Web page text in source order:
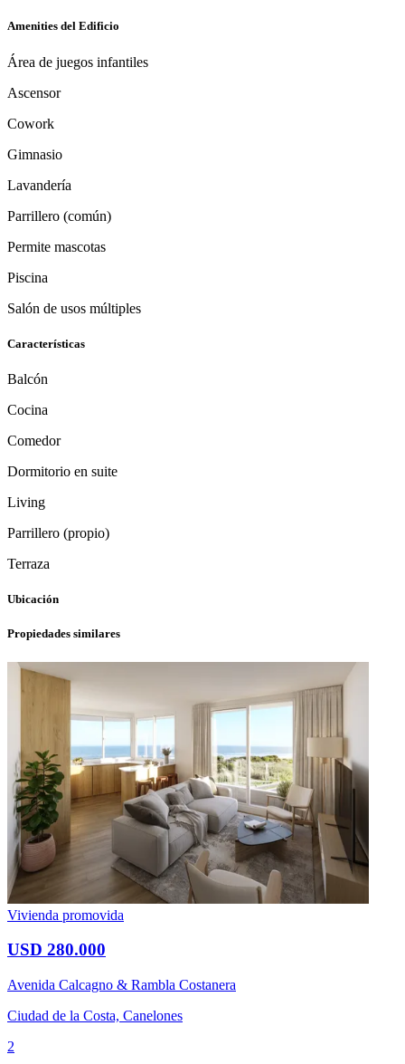
Amenities del Edificio
Área de juegos infantiles
Ascensor
Cowork
Gimnasio
Lavandería
Parrillero (común)
Permite mascotas
Piscina
Salón de usos múltiples
Características
Balcón
Cocina
Comedor
Dormitorio en suite
Living
Parrillero (propio)
Terraza
Ubicación
Propiedades similares
Vivienda promovida
USD 280.000
Avenida Calcagno & Rambla Costanera
Ciudad de la Costa, Canelones
2